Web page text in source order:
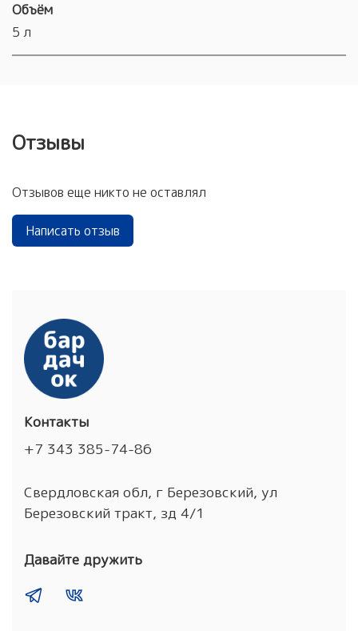
Объём
5 л
Отзывы
Отзывов еще никто не оставлял
Написать отзыв
Контакты
+7 343 385-74-86
Свердловская обл, г Березовский, ул
Березовский тракт, зд 4/1
Давайте дружить